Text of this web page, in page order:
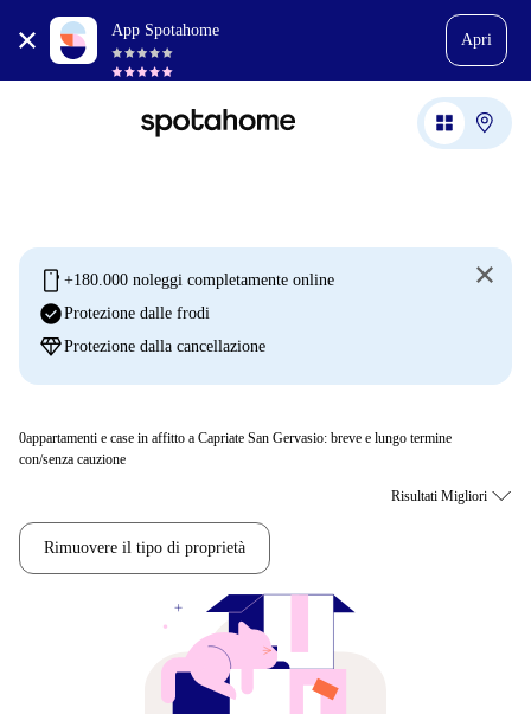
App Spotahome
Apri
mobile +180.000 noleggi completamente online
check_circleProtezione dalle frodi
diamondProtezione dalla cancellazione
0appartamenti e case in affitto a Capriate San Gervasio: breve e lungo termine
con/senza cauzione
Rimuovere il tipo di proprietà